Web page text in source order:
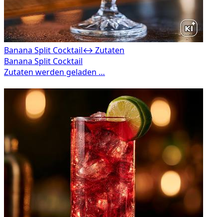
Banana Split Cocktail↔ Zutaten